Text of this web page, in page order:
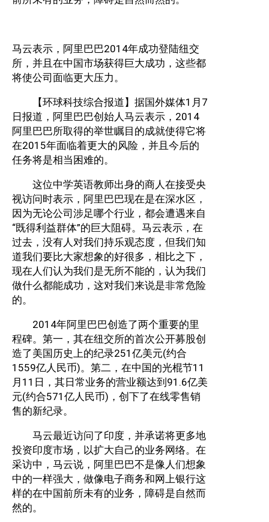
马云表示，阿里巴巴2014年成功登陆纽交
所，并且在中国市场获得巨大成功，这些都
将使公司面临更大压力。
【环球科技综合报道】据国外媒体1月7
日报道，阿里巴巴创始人马云表示，2014
阿里巴巴所取得的举世瞩目的成就使得它将
在2015年面临着更大的风险，并且今后的
任务将是相当困难的。
这位中学英语教师出身的商人在接受央
视访问时表示，阿里巴巴现在是在深水区，
因为无论公司涉足哪个行业，都会遭遇来自
“既得利益群体”的巨大阻碍。马云表示，在
过去，没有人对我们持乐观态度，但我们知
道我们要比大家想象的好很多，相比之下，
现在人们认为我们是无所不能的，认为我们
做什么都能成功，这对我们来说是非常危险
的。
2014年阿里巴巴创造了两个重要的里
程碑。第一，其在纽交所的首次公开募股创
造了美国历史上的纪录251亿美元(约合
1559亿人民币)。第二，在中国的光棍节11
月11日，其日常业务的营业额达到91.6亿美
元(约合571亿人民币)，创下了在线零售销
售的新纪录。
马云最近访问了印度，并承诺将更多地
投资印度市场，以扩大自己的业务网络。在
采访中，马云说，阿里巴巴不是像人们想象
中的一样强大，做像电子商务和网上银行这
样的在中国前所未有的业务，障碍是自然而
然的。